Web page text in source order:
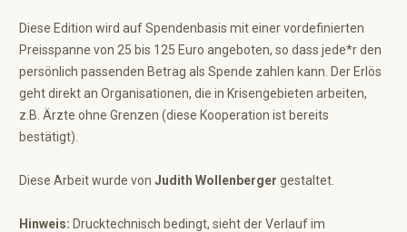
Diese Edition wird auf Spendenbasis mit einer vordefinierten
Preisspanne von 25 bis 125 Euro angeboten, so dass jede*r den
persönlich passenden Betrag als Spende zahlen kann. Der Erlös
geht direkt an Organisationen, die in Krisengebieten arbeiten,
z.B. Ärzte ohne Grenzen (diese Kooperation ist bereits
bestätigt).
Diese Arbeit wurde von Judith Wollenberger gestaltet.
Hinweis: Drucktechnisch bedingt, sieht der Verlauf im